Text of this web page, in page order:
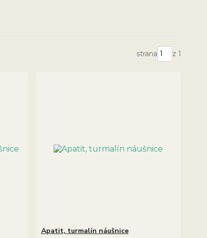
strana z 1
Apatit, turmalín náušnice